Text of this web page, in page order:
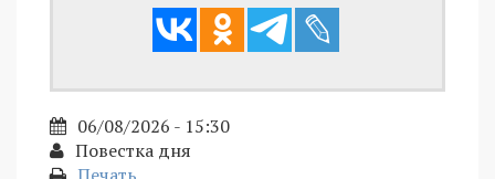
06/08/2026 - 15:30
Повестка дня